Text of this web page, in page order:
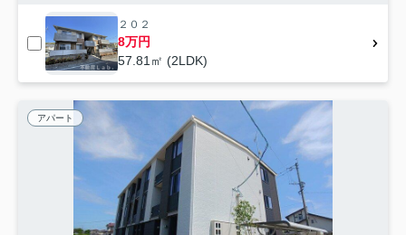
２０２
8万円
57.81㎡ (2LDK)
アパート